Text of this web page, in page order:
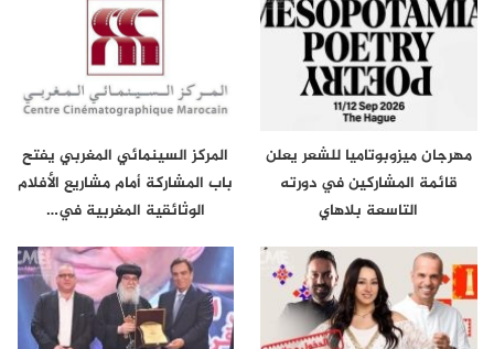
مهرجان ميزوبوتاميا للشعر يعلن
قائمة المشاركين في دورته
التاسعة بلاهاي
المركز السينمائي المغربي يفتح
باب المشاركة أمام مشاريع الأفلام
الوثائقية المغربية في…